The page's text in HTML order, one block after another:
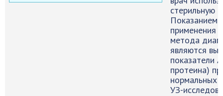
стерильную
Показанием
применения
метода
являются
показатели
протеина)
нормальных
УЗ-